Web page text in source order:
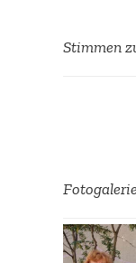
Stimmen
sehr
Fotoga­lerie